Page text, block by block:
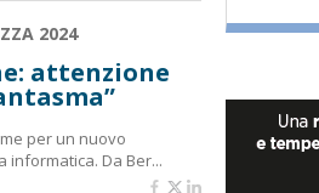
2024
attenzione
per un nuovo
Da Ber...